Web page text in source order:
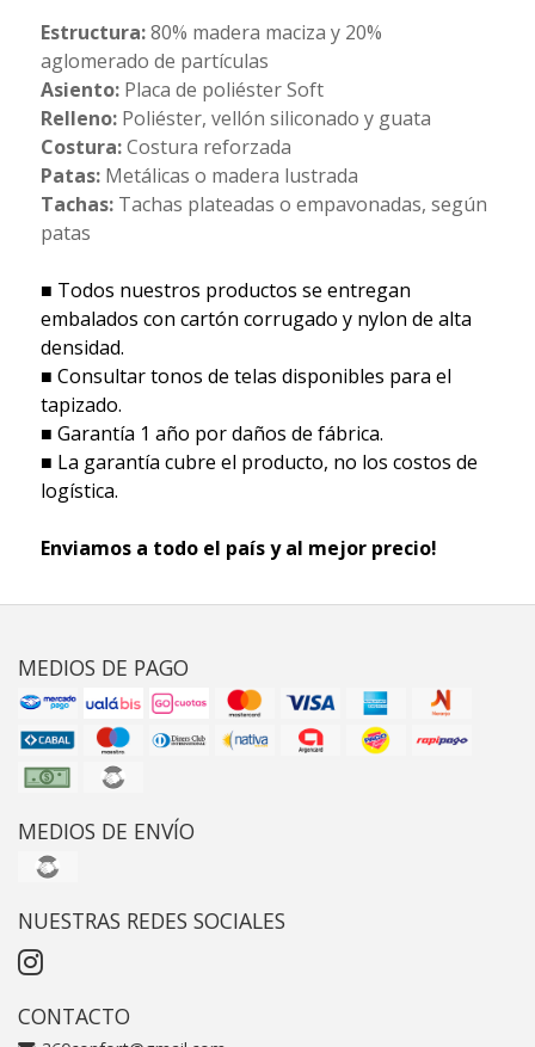
Estructura:80% madera maciza y 20%
aglomerado de partículas
Asiento:Placa de poliéster Soft
Relleno:Poliéster, vellón siliconado y guata
Costura:Costura reforzada
Patas: Metálicas o madera lustrada
Tachas:Tachas plateadas o empavonadas, según
patas
■ Todos nuestros productos se entregan
embalados con cartón corrugado y nylon de alta
densidad.
■ Consultar tonos de telas disponibles para el
tapizado.
■ Garantía 1 año por daños de fábrica.
■ La garantía cubre el producto, no los costos de
logística.
Enviamos a todo el país y al mejor precio!
MEDIOS DE PAGO
MEDIOS DE ENVÍO
NUESTRAS REDES SOCIALES
CONTACTO